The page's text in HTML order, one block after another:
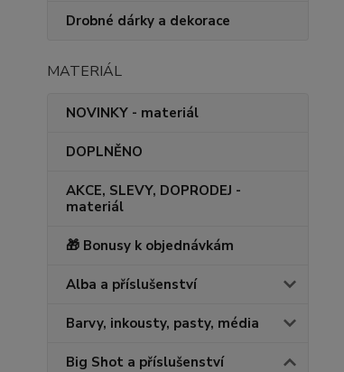
Drobné dárky a dekorace
MATERIÁL
NOVINKY - materiál
DOPLNĚNO
AKCE, SLEVY, DOPRODEJ -
materiál
🎁 Bonusy k objednávkám
Alba a příslušenství
Barvy, inkousty, pasty, média
Big Shot a příslušenství